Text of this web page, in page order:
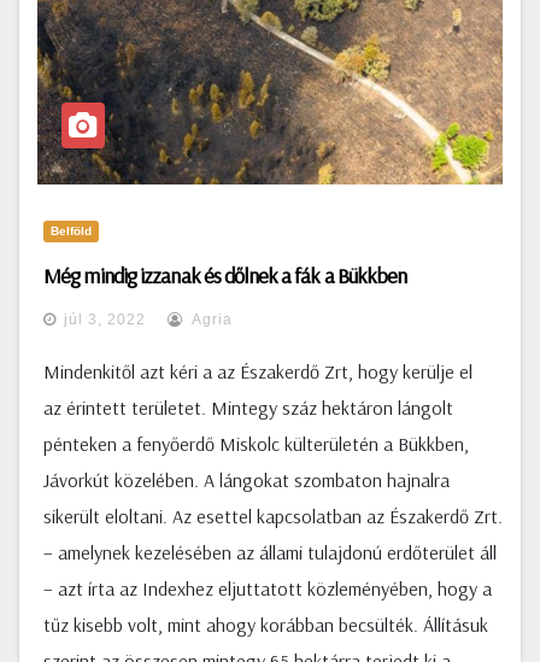
Belföld
Még mindig izzanak és dőlnek a fák a Bükkben
júl 3, 2022 Agria
Mindenkitől azt kéri a az Északerdő Zrt, hogy kerülje el
az érintett területet. Mintegy száz hektáron lángolt
pénteken a fenyőerdő Miskolc külterületén a Bükkben,
Jávorkút közelében. A lángokat szombaton hajnalra
sikerült eloltani. Az esettel kapcsolatban az Északerdő Zrt.
– amelynek kezelésében az állami tulajdonú erdőterület áll
– azt írta az Indexhez eljuttatott közleményében, hogy a
tűz kisebb volt, mint ahogy korábban becsülték. Állításuk